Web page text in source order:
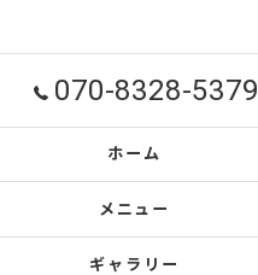
070-8328-5379
ホーム
メニュー
ギャラリー